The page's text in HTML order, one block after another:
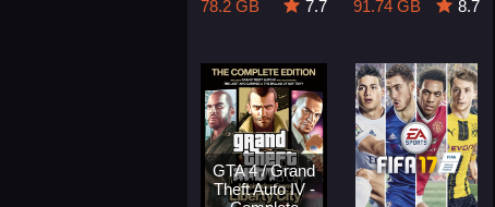
78.2 GB 7.7 91.74 GB 8.7
GTA 4 / Grand
Theft Auto IV -